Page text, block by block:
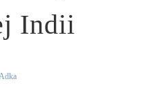
Indii
Adka